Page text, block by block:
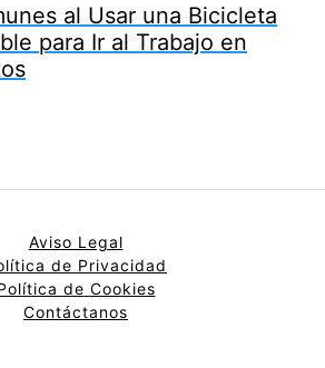
al Usar una Bicicleta
para Ir al Trabajo en
Aviso Legal
de Privacidad
de Cookies
Contáctanos